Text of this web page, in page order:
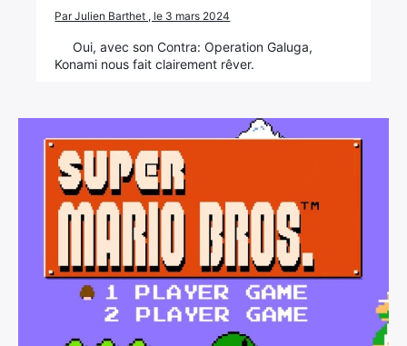
Par Julien Barthet , le 3 mars 2024
Oui, avec son Contra: Operation Galuga,
Konami nous fait clairement rêver.